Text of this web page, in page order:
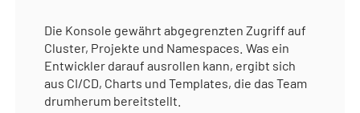
Die Konsole gewährt abgegrenzten Zugriff auf
Cluster, Projekte und Namespaces. Was ein
Entwickler darauf ausrollen kann, ergibt sich
aus CI/CD, Charts und Templates, die das Team
drumherum bereitstellt.